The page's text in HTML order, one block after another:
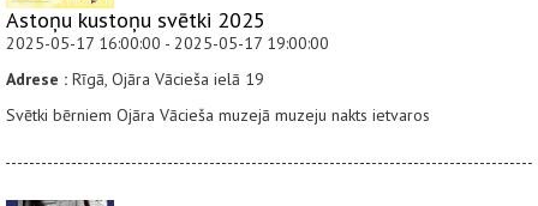
Astoņu kustoņu svētki 2025
2025-05-17 16:00:00 - 2025-05-17 19:00:00
Adrese : Rīgā, Ojāra Vācieša ielā 19
Svētki bērniem Ojāra Vācieša muzejā muzeju nakts ietvaros